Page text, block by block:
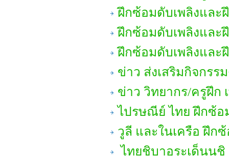
ฝึกซ้อมดับเพลิงและ
ฝึกซ้อมดับเพลิงและ
ฝึกซ้อมดับเพลิงและ
ข่าว ส่งเสริมกิจกรร
ข่าว วิทยากร/ครูฝึก
ไปรษณีย์ ไทย ฝึกซ้อ
วูลี และในเครือ ฝึก
ไทยชิบาอุระเด็นน